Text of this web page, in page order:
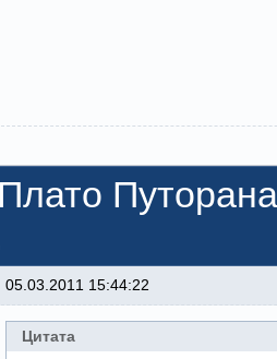
Плато
05.03.2011 15:44:22
Цитата